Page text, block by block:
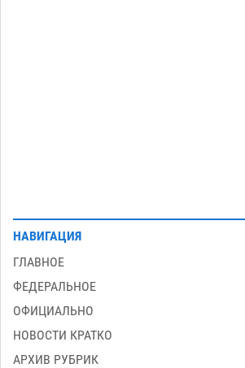
НАВИГАЦИЯ
ГЛАВНОЕ
ФЕДЕРАЛЬНОЕ
ОФИЦИАЛЬНО
НОВОСТИ КРАТКО
АРХИВ РУБРИК